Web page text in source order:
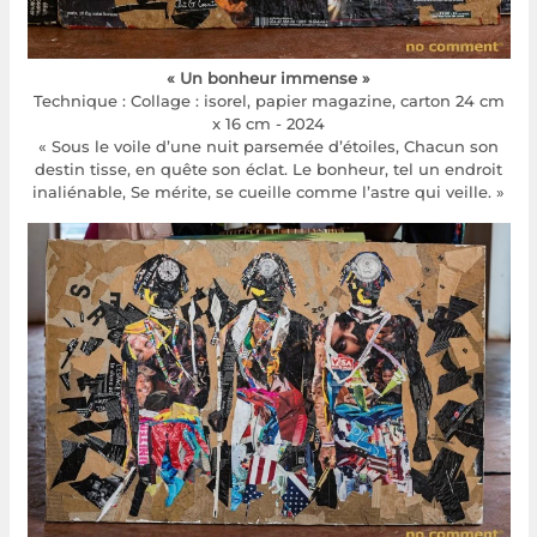
« Un bonheur immense »
Technique : Collage : isorel, papier magazine, carton 24 cm
x 16 cm - 2024
« Sous le voile d’une nuit parsemée d’étoiles, Chacun son
destin tisse, en quête son éclat. Le bonheur, tel un endroit
inaliénable, Se mérite, se cueille comme l’astre qui veille. »